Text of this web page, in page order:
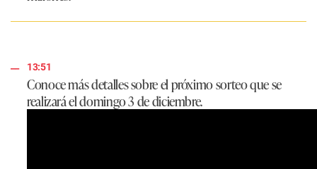
13:51
Conoce más detalles sobre el próximo sorteo que se
realizará el domingo 3 de diciembre.